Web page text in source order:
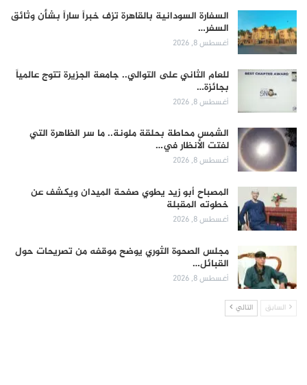
السفارة السودانية بالقاهرة تزف خبراً ساراً بشأن وثائق
السفر…
أغسطس 8, 2026
للعام الثاني على التوالي.. جامعة الجزيرة تتوج عالمياً
بجائزة…
أغسطس 8, 2026
الشمس محاطة بحلقة ملونة.. ما سر الظاهرة التي
لفتت الأنظار في…
أغسطس 8, 2026
المصباح أبو زيد يطوي صفحة الميدان ويكشف عن
خطوته المقبلة
أغسطس 8, 2026
مجلس الصحوة الثوري يوضح موقفه من تصريحات حول
القبائل…
أغسطس 8, 2026
السابق التالي